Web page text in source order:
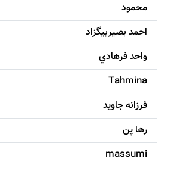
محمود
احمد بصيربيگزاد
واحد فرهادي
Tahmina
فرزانه جاويد
رها پن
massumi